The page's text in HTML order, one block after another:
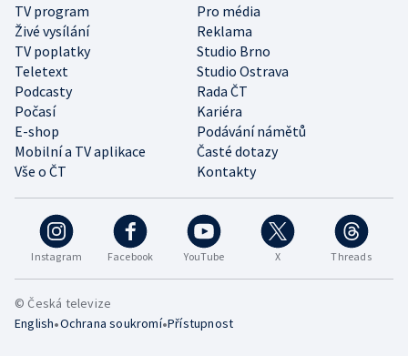
Instagram Facebook YouTube X Threads
TV program
Pro média
Živé vysílání
Reklama
TV poplatky
Studio Brno
Teletext
Studio Ostrava
Podcasty
Rada ČT
Počasí
Kariéra
E-shop
Podávání námětů
Mobilní a TV aplikace
Časté dotazy
Vše o ČT
Kontakty
© Česká televize
English•Ochrana soukromí•Přístupnost